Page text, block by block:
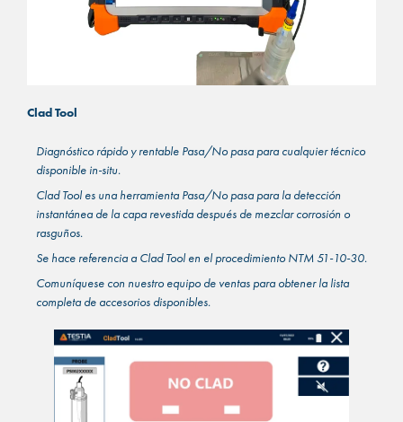
Clad Tool
Diagnóstico rápido y rentable Pasa/No pasa para cualquier técnico
disponible in-situ.
Clad Tool es una herramienta Pasa/No pasa para la detección
instantánea de la capa revestida después de mezclar corrosión o
rasguños.
Se hace referencia a Clad Tool en el procedimiento NTM 51-10-30.
Comuníquese con nuestro equipo de ventas para obtener la lista
completa de accesorios disponibles.